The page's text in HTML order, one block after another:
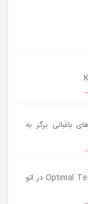
باغبانی برگر به
ویدئو معرفی تکنولوژی Optimal Temp در اتو